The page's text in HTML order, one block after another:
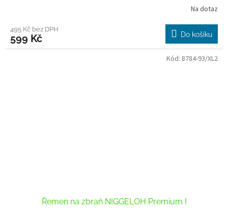
Na dotaz
495 Kč bez DPH
599 Kč Do košíku
Řemen na zbraň NIGGELOH Premium I
Kód: 8784-93/XL2